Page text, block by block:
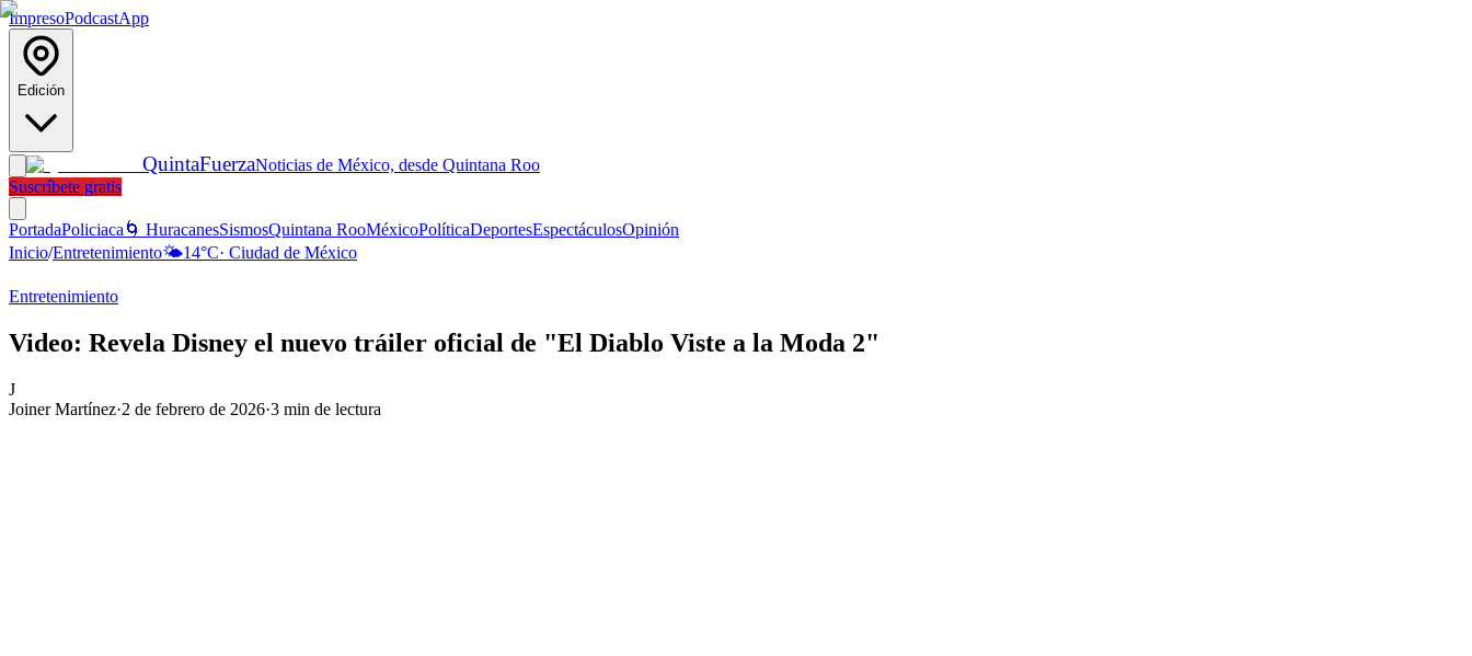
ImpresoPodcastApp
Edición
QuintaFuerzaNoticias de México, desde Quintana Roo
Suscríbete gratis
PortadaPoliciaca 🌀 HuracanesSismosQuintana RooMéxicoPolíticaDeportesEspectáculosOpinión
Inicio/Entretenimiento🌤️14°C· Ciudad de México
Entretenimiento
Video: Revela Disney el nuevo tráiler oficial de "El Diablo Viste a la Moda 2"
J
Joiner Martínez·2 de febrero de 2026·3 min de lectura